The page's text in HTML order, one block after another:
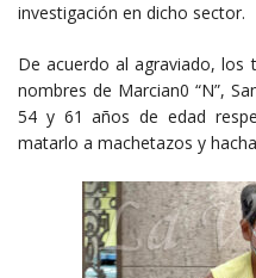
investigación en dicho sector.
De acuerdo al agraviado, los
nombres de Marcian0 “N”,
54 y 61 años de edad
matarlo a machetazos y